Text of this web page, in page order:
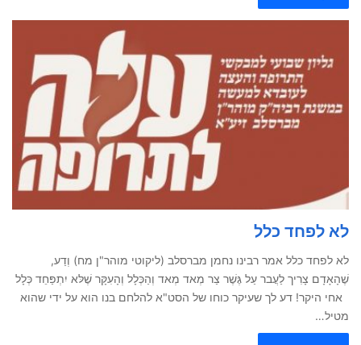
לא לפחד כלל
לא לפחד כלל אמר רבינו נחמן מברסלב (ליקוטי מוהר"ן מח) וְדַע,
שֶׁהָאָדָם צָרִיך לַעֲבר עַל גֶּשֶׁר צַר מְאד מְאד וְהַכְּלָל וְהָעִקָּר שֶׁלּא יִתְפַּחֵד כְּלָל
אחי היקר! דע לך שעיקר כוחו של הסט"א להלחם בנו הוא על ידי שהוא
מטיל…